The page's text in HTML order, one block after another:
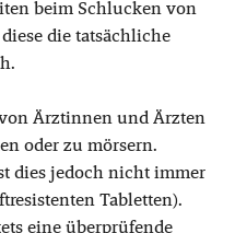
beim Schlucken von
die tatsächliche
Ärztinnen und Ärzten
oder zu mörsern.
dies jedoch nicht immer
Tabletten).
eine überprüfende